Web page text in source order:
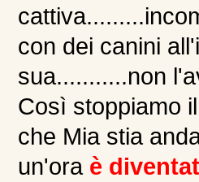
con dei canini
sua...........non
Così stoppiamo
che Mia stia
un'ora è